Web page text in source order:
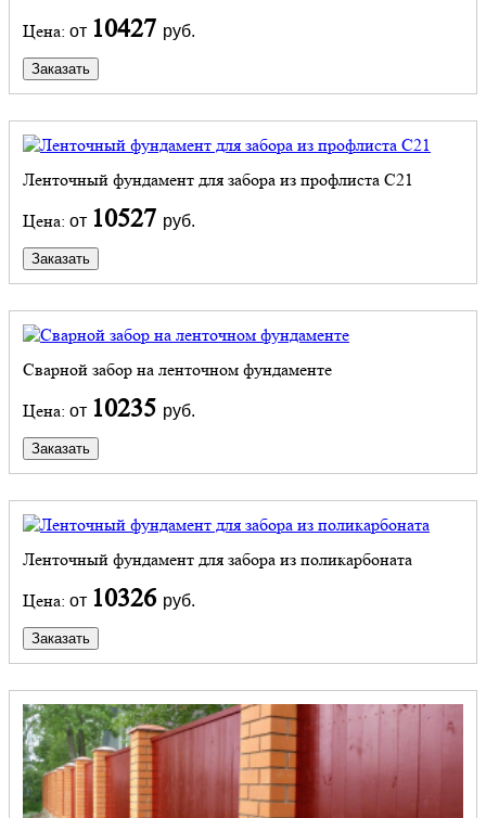
Цена: от 10427 руб.
Заказать
Ленточный фундамент для забора из профлиста С21
Цена: от 10527 руб.
Заказать
Сварной забор на ленточном фундаменте
Цена: от 10235 руб.
Заказать
Ленточный фундамент для забора из поликарбоната
Цена: от 10326 руб.
Заказать